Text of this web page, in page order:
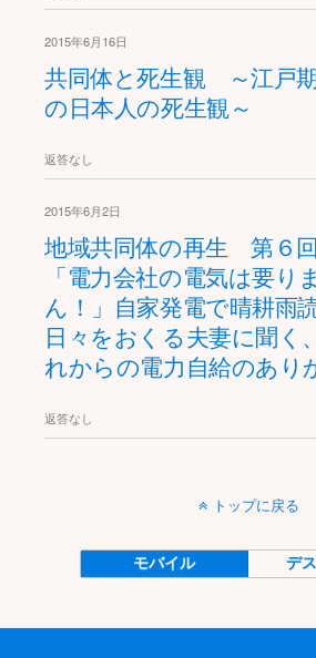
2015年6月16日
共同体と死生観 ～江戸
の日本人の死生観～
返答なし
2015年6月2日
地域共同体の再生 第６回
「電力会社の電気は要り
ん！」自家発電で晴耕雨
日々をおくる夫妻に聞く
れからの電力自給のあり
返答なし
トップに戻る
モバイル デ